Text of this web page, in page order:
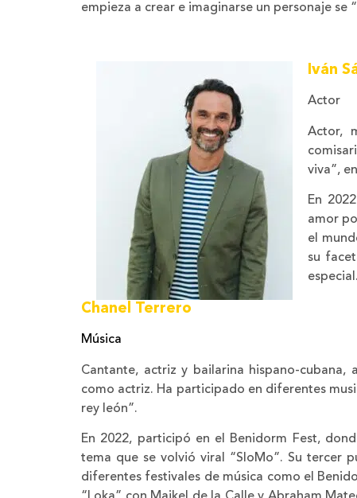
empieza a crear e imaginarse un personaje se
Iván
Actor
Actor,
viva”,
En
amor
el
su
especial.
Chanel Terrero
Música
Cantante, actriz y bailarina hispano-cubana,
como actriz. Ha participado en diferentes
rey león”.
En 2022, participó en el Benidorm Fest,
tema que se volvió viral “SloMo”. Su tercer
diferentes festivales de música como el